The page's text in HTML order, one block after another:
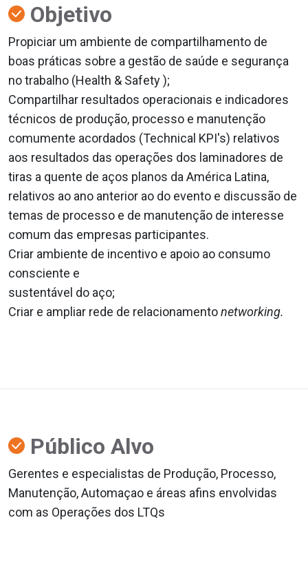
Objetivo
Propiciar um ambiente de compartilhamento de
boas práticas sobre a gestão de saúde e segurança
no trabalho (Health & Safety );
Compartilhar resultados operacionais e indicadores
técnicos de produção, processo e manutenção
comumente acordados (Technical KPI's) relativos
aos resultados das operações dos laminadores de
tiras a quente de aços planos da América Latina,
relativos ao ano anterior ao do evento e discussão de
temas de processo e de manutenção de interesse
comum das empresas participantes.
Criar ambiente de incentivo e apoio ao consumo
consciente e
sustentável do aço;
Criar e ampliar rede de relacionamentonetworking.
Público Alvo
Gerentes e especialistas de Produção, Processo,
Manutenção, Automaçao e áreas afins envolvidas
com as Operações dos LTQs